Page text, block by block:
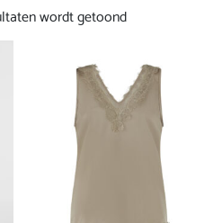
wordt getoondGesorteerd